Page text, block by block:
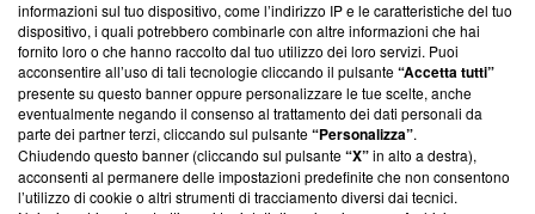
‘Trust Project - News with Integrity’Blasting News non è
ancora membro del programma, ma ha richiesto di farne
parte; Trust Project non ha ancora effettuato una verifica di
conformità agli standard.
Su di noi
Team editoriale
informazioni sul tuo dispositivo, come l’indirizzo IP e le caratteristiche del tuo
dispositivo, i quali potrebbero combinarle con altre informazioni che hai
fornito loro o che hanno raccolto dal tuo utilizzo dei loro servizi. Puoi
acconsentire all’uso di tali tecnologie cliccando il pulsante“Accetta tutti”
presente su questo banner oppure personalizzare le tue scelte, anche
eventualmente negando il consenso al trattamento dei dati personali da
parte dei partner terzi, cliccando sul pulsante“Personalizza”.
Chiudendo questo banner (cliccando sul pulsante“X”in alto a destra),
acconsenti al permanere delle impostazioni predefinite che non consentono
l’utilizzo di cookie o altri strumenti di tracciamento diversi dai tecnici.